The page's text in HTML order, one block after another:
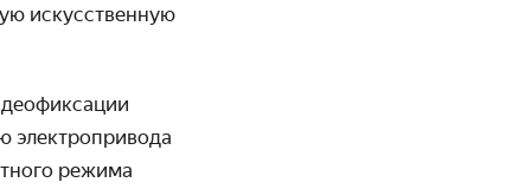
искус­ственную
электро­привода
режима